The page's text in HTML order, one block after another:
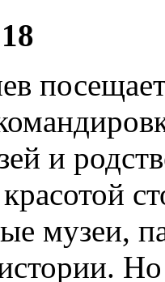
и
музеи,
Но